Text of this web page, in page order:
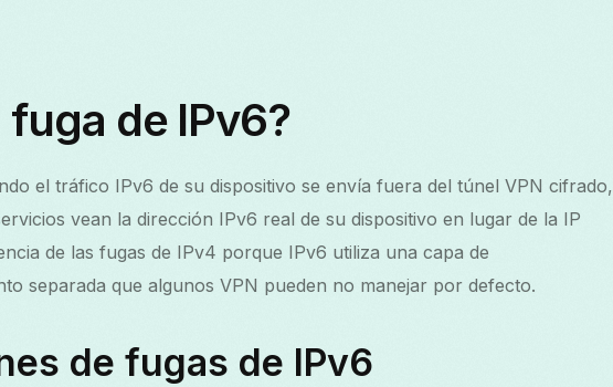
fuga de IPv6?
el tráfico IPv6 de su dispositivo se envía fuera del túnel VPN cifrado,
vean la dirección IPv6 real de su dispositivo en lugar de la IP
de las fugas de IPv4 porque IPv6 utiliza una capa de
separada que algunos VPN pueden no manejar por defecto.
de fugas de IPv6